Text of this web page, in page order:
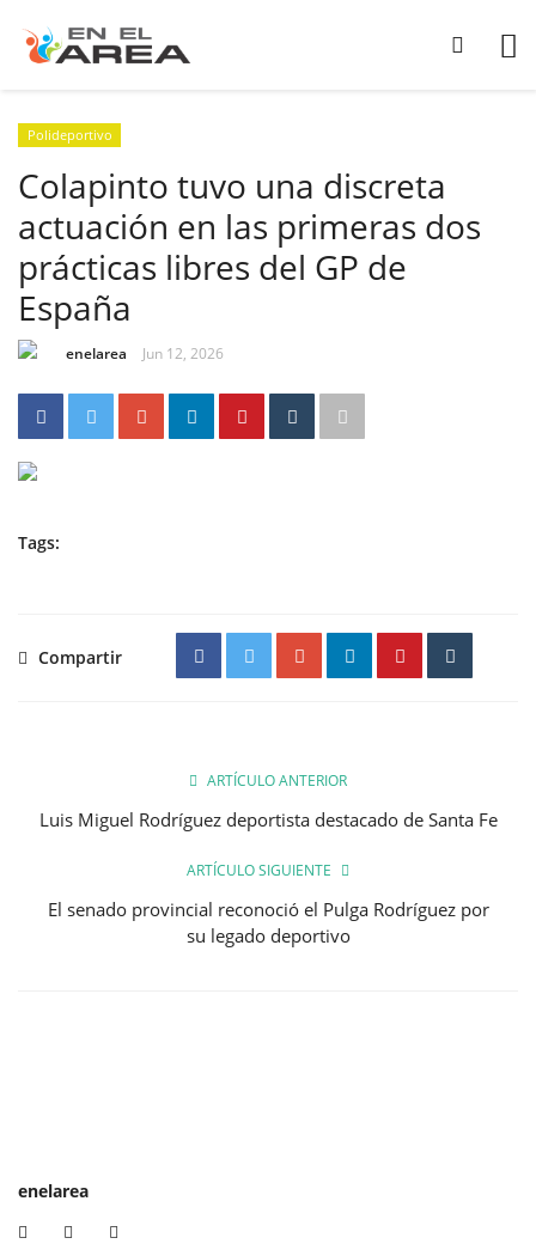
Polideportivo
Colapinto tuvo una discreta
actuación en las primeras dos
prácticas libres del GP de
España
enelarea Jun 12, 2026
Tags:
Compartir
ARTÍCULO ANTERIOR
Luis Miguel Rodríguez deportista destacado de Santa Fe
ARTÍCULO SIGUIENTE
El senado provincial reconoció el Pulga Rodríguez por
su legado deportivo
enelarea